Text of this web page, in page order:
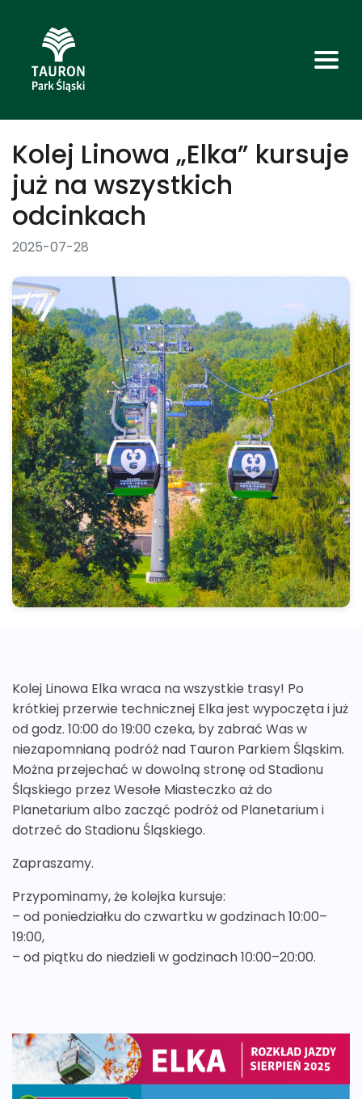
Kolej Linowa „Elka” kursuje
już na wszystkich
odcinkach
2025-07-28
Kolej Linowa Elka wraca na wszystkie trasy! Po
krótkiej przerwie technicznej Elka jest wypoczęta i już
od godz. 10:00 do 19:00 czeka, by zabrać Was w
niezapomnianą podróż nad Tauron Parkiem Śląskim.
Można przejechać w dowolną stronę od Stadionu
Śląskiego przez Wesołe Miasteczko aż do
Planetarium albo zacząć podróż od Planetarium i
dotrzeć do Stadionu Śląskiego.
Zapraszamy.
Przypominamy, że kolejka kursuje:
– od poniedziałku do czwartku w godzinach 10:00–
19:00,
– od piątku do niedzieli w godzinach 10:00–20:00.